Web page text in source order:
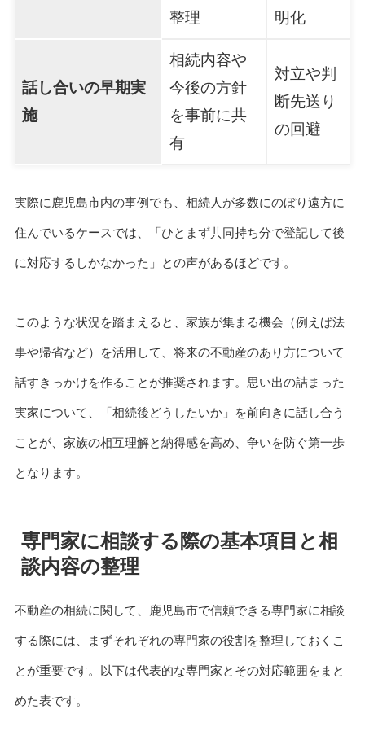
整理
明化
話し合いの早期実
施
相続内容や
今後の方針
を事前に共
有
対立や判
断先送り
の回避
実際に鹿児島市内の事例でも、相続人が多数にのぼり遠方に
住んでいるケースでは、「ひとまず共同持ち分で登記して後
に対応するしかなかった」との声があるほどです。
このような状況を踏まえると、家族が集まる機会（例えば法
事や帰省など）を活用して、将来の不動産のあり方について
話すきっかけを作ることが推奨されます。思い出の詰まった
実家について、「相続後どうしたいか」を前向きに話し合う
ことが、家族の相互理解と納得感を高め、争いを防ぐ第一歩
となります。
専門家に相談する際の基本項目と相
談内容の整理
不動産の相続に関して、鹿児島市で信頼できる専門家に相談
する際には、まずそれぞれの専門家の役割を整理しておくこ
とが重要です。以下は代表的な専門家とその対応範囲をまと
めた表です。